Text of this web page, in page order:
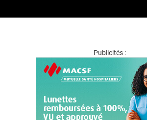
Publicités :